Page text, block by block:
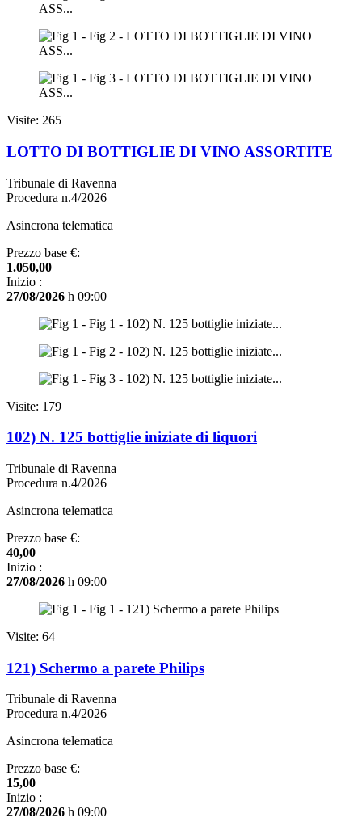
Visite: 265
LOTTO DI BOTTIGLIE DI VINO ASSORTITE
Tribunale di Ravenna
Procedura n.4/2026
Asincrona telematica
Prezzo base €:
1.050,00
Inizio :
27/08/2026 h 09:00
Visite: 179
102) N. 125 bottiglie iniziate di liquori
Tribunale di Ravenna
Procedura n.4/2026
Asincrona telematica
Prezzo base €:
40,00
Inizio :
27/08/2026 h 09:00
Visite: 64
121) Schermo a parete Philips
Tribunale di Ravenna
Procedura n.4/2026
Asincrona telematica
Prezzo base €:
15,00
Inizio :
27/08/2026 h 09:00